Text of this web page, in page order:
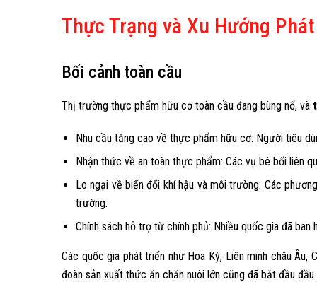
Thực Trạng và Xu Hướng
Bối cảnh toàn cầu
Thị trường thực phẩm hữu cơ toàn cầu đang bùng nổ, và
Nhu cầu tăng cao về thực phẩm hữu cơ: Người tiêu
Nhận thức về an toàn thực phẩm: Các vụ bê bối liên
Lo ngại về biến đổi khí hậu và môi trường: Các
trường.
Chính sách hỗ trợ từ chính phủ: Nhiều quốc gia đã
Các quốc gia phát triển như Hoa Kỳ, Liên minh châu
đoàn sản xuất thức ăn chăn nuôi lớn cũng đã bắt đầu